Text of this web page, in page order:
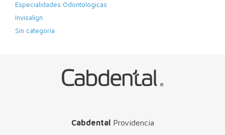
Especialidades Odontológicas
Invisalign
Sin categoría
CabdentalProvidencia